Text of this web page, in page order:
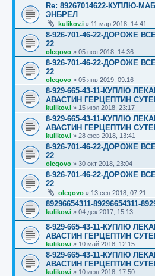
Re: 89267014622-КУПЛЮ-
ЭНБРЕЛ
kulikov.i » 11 мар 2018, 14:41
8-926-701-46-22-ДОРОЖЕ
22
olegovo » 05 ноя 2018, 14:36
8-926-701-46-22-ДОРОЖЕ
22
olegovo » 05 янв 2019, 09:16
8-929-665-43-11-КУПЛЮ
АВАСТИН ГЕРЦЕПТИН
kulikov.i » 15 июл 2018, 23:17
8-929-665-43-11-КУПЛЮ
АВАСТИН ГЕРЦЕПТИН
kulikov.i » 28 фев 2018, 13:41
8-926-701-46-22-ДОРОЖЕ
22
olegovo » 30 окт 2018, 23:04
8-926-701-46-22-ДОРОЖЕ
22
olegovo » 13 сен 2018, 07:21
89296654311-89296654311-
kulikov.i » 04 дек 2017, 15:13
8-929-665-43-11-КУПЛЮ
АВАСТИН ГЕРЦЕПТИН
kulikov.i » 10 май 2018, 12:15
8-929-665-43-11-КУПЛЮ
АВАСТИН ГЕРЦЕПТИН
kulikov.i » 10 июн 2018, 17:50